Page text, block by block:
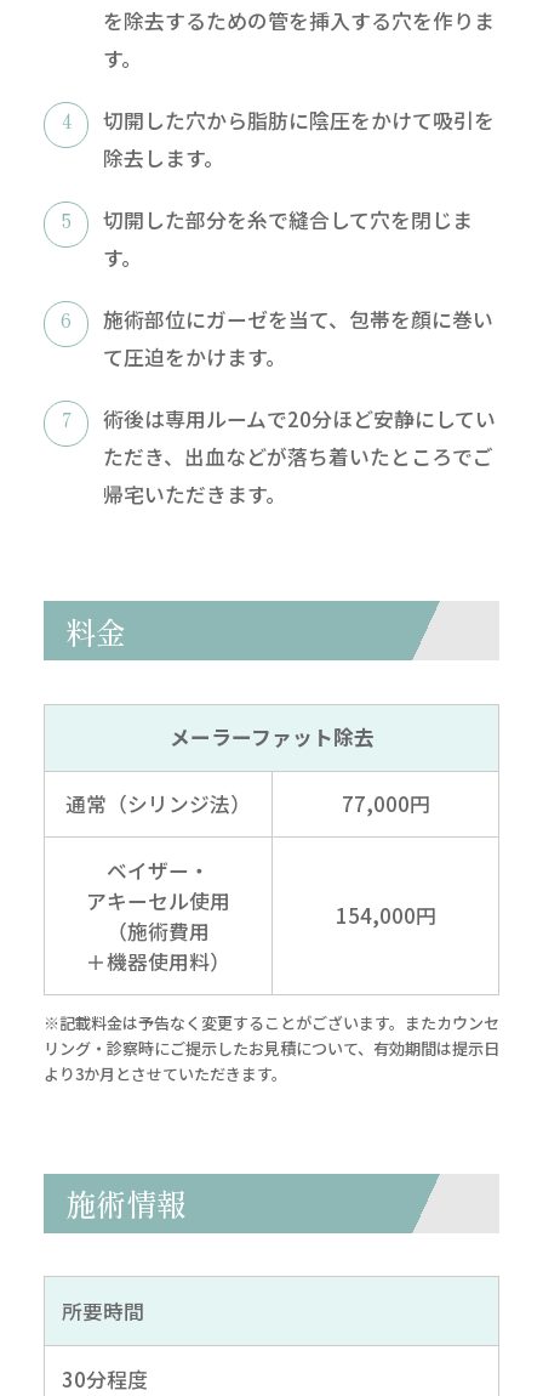
を除去するための管を挿入する穴を作りま
す。
切開した穴から脂肪に陰圧をかけて吸引を
除去します。
切開した部分を糸で縫合して穴を閉じま
す。
施術部位にガーゼを当て、包帯を顔に巻い
て圧迫をかけます。
術後は専用ルームで20分ほど安静にしてい
ただき、出血などが落ち着いたところでご
帰宅いただきます。
料金
メーラーファット除去
通常（シリンジ法） 77,000円
ベイザー・
アキーセル使用
（施術費用
＋機器使用料）
154,000円
※記載料金は予告なく変更することがございます。またカウンセ
リング・診察時にご提示したお見積について、有効期間は提示日
より3か月とさせていただきます。
施術情報
所要時間
30分程度